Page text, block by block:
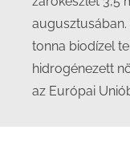
augusztusában.
tonna biodízel
hidrogénezett
az Európai